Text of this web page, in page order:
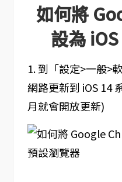
如何將
設為
1. 到「設定>一般>
網路更新到 iOS 14
月就會開放更新)